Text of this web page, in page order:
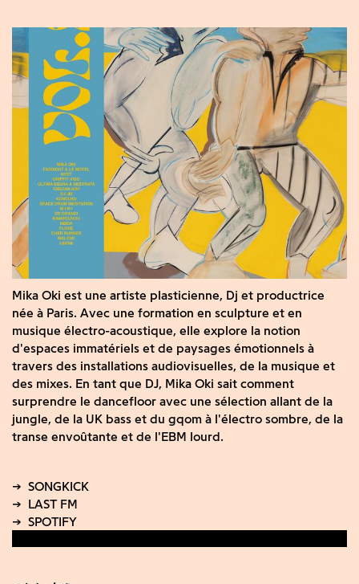
Mika Oki est une artiste plasticienne, Dj et productrice
née à Paris. Avec une formation en sculpture et en
musique électro-acoustique, elle explore la notion
d'espaces immatériels et de paysages émotionnels à
travers des installations audiovisuelles, de la musique et
des mixes. En tant que DJ, Mika Oki sait comment
surprendre le dancefloor avec une sélection allant de la
jungle, de la UK bass et du gqom à l'électro sombre, de la
transe envoûtante et de l'EBM lourd.